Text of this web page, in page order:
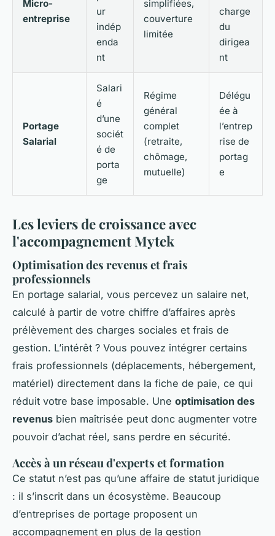
Micro-
entreprise
ur
indép
enda
nt
simplifiées,
couverture
limitée
charge
du
dirigea
nt
Portage
Salarial
Salari
é
d’une
sociét
é de
porta
ge
Régime
général
complet
(retraite,
chômage,
mutuelle)
Délégu
ée à
l’entrep
rise de
portag
e
Les leviers de croissance avec
l'accompagnement Mytek
Optimisation des revenus et frais
professionnels
En portage salarial, vous percevez un salaire net,
calculé à partir de votre chiffre d’affaires après
prélèvement des charges sociales et frais de
gestion. L’intérêt ? Vous pouvez intégrer certains
frais professionnels (déplacements, hébergement,
matériel) directement dans la fiche de paie, ce qui
réduit votre base imposable. Une optimisation des
revenus bien maîtrisée peut donc augmenter votre
pouvoir d’achat réel, sans perdre en sécurité.
Accès à un réseau d'experts et formation
Ce statut n’est pas qu’une affaire de statut juridique
: il s’inscrit dans un écosystème. Beaucoup
d’entreprises de portage proposent un
accompagnement en plus de la gestion